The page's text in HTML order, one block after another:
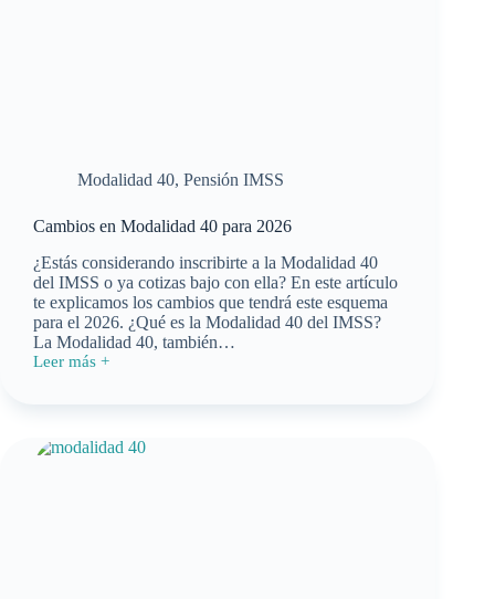
Modalidad 40, Pensión IMSS
Cambios en Modalidad 40 para 2026
¿Estás considerando inscribirte a la Modalidad 40
del IMSS o ya cotizas bajo con ella? En este artículo
te explicamos los cambios que tendrá este esquema
para el 2026. ¿Qué es la Modalidad 40 del IMSS?
La Modalidad 40, también…
Leer más +
Cambios
para